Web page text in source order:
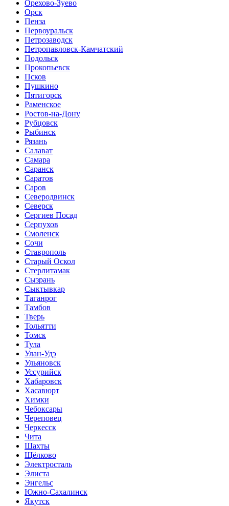
Орехово-Зуево
Орск
Пенза
Первоуральск
Петрозаводск
Петропавловск-Камчатский
Подольск
Прокопьевск
Псков
Пушкино
Пятигорск
Раменское
Ростов-на-Дону
Рубцовск
Рыбинск
Рязань
Салават
Самара
Саранск
Саратов
Саров
Северодвинск
Северск
Сергиев Посад
Серпухов
Смоленск
Сочи
Ставрополь
Старый Оскол
Стерлитамак
Сызрань
Сыктывкар
Таганрог
Тамбов
Тверь
Тольятти
Томск
Тула
Улан-Удэ
Ульяновск
Уссурийск
Хабаровск
Хасавюрт
Химки
Чебоксары
Череповец
Черкесск
Чита
Шахты
Щёлково
Электросталь
Элиста
Энгельс
Южно-Сахалинск
Якутск